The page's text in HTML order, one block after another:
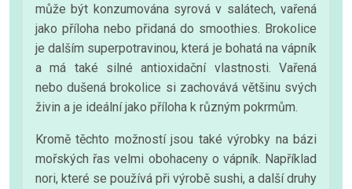
může být konzumována syrová v salátech, vařená
jako příloha nebo přidaná do smoothies. Brokolice
je dalším superpotravinou, která je bohatá na vápník
a má také silné antioxidační vlastnosti. Vařená
nebo dušená brokolice si zachovává většinu svých
živin a je ideální jako příloha k různým pokrmům.
Kromě těchto možností jsou také výrobky na bázi
mořských řas velmi obohaceny o vápník. Například
nori, které se používá při výrobě sushi, a další druhy